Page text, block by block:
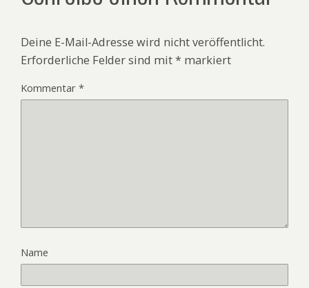
Deine E-Mail-Adresse wird nicht veröffentlicht.
Erforderliche Felder sind mit* markiert
Kommentar *
Name